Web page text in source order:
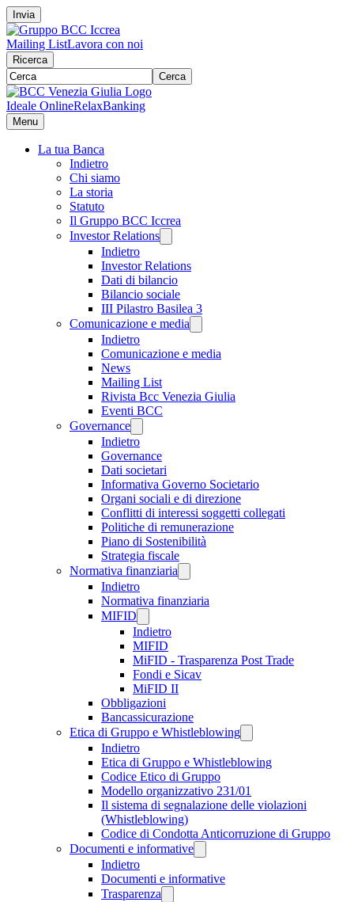
Invia
Mailing ListLavora con noi
Ricerca
Cerca
Ideale OnlineRelaxBanking
Menu
La tua Banca
Indietro
Chi siamo
La storia
Statuto
Il Gruppo BCC Iccrea
Investor Relations
Indietro
Investor Relations
Dati di bilancio
Bilancio sociale
III Pilastro Basilea 3
Comunicazione e media
Indietro
Comunicazione e media
News
Mailing List
Rivista Bcc Venezia Giulia
Eventi BCC
Governance
Indietro
Governance
Dati societari
Informativa Governo Societario
Organi sociali e di direzione
Conflitti di interessi soggetti collegati
Politiche di remunerazione
Piano di Sostenibilità
Strategia fiscale
Normativa finanziaria
Indietro
Normativa finanziaria
MIFID
Indietro
MIFID
MiFID - Trasparenza Post Trade
Fondi e Sicav
MiFID II
Obbligazioni
Bancassicurazione
Etica di Gruppo e Whistleblowing
Indietro
Etica di Gruppo e Whistleblowing
Codice Etico di Gruppo
Modello organizzativo 231/01
Il sistema di segnalazione delle violazioni
(Whistleblowing)
Codice di Condotta Anticorruzione di Gruppo
Documenti e informative
Indietro
Documenti e informative
Trasparenza